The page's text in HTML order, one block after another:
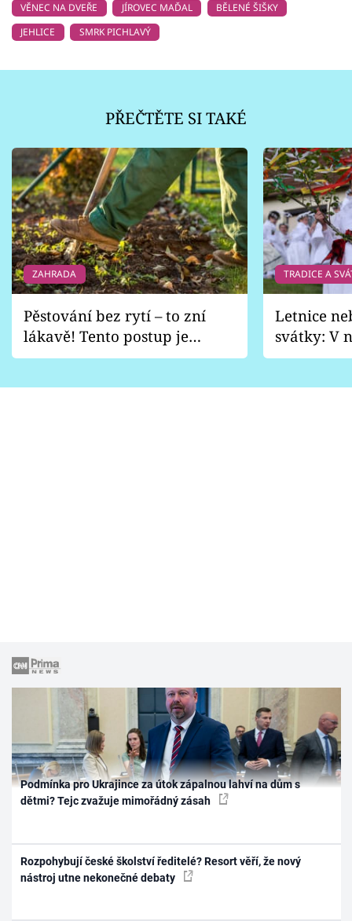
VĚNEC NA DVEŘE
JÍROVEC MAĎAL
BĚLENÉ ŠIŠKY
JEHLICE
SMRK PICHLAVÝ
PŘEČTĚTE SI TAKÉ
ZAHRADA
Pěstování bez rytí – to zní
lákavě! Tento postup je
vhodný jen pro některé
TRADICE A
Letnice
svátky: V
pondělí
Podmínka pro Ukrajince za útok zápalnou lahví na dům s
dětmi? Tejc zvažuje mimořádný zásah
Rozpohybují české školství ředitelé? Resort věří, že nový
nástroj utne nekonečné debaty